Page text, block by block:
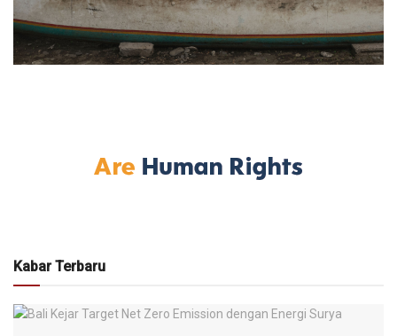
Kabar Terbaru